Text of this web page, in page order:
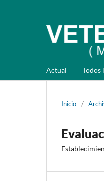
Actual Todos
Inicio /